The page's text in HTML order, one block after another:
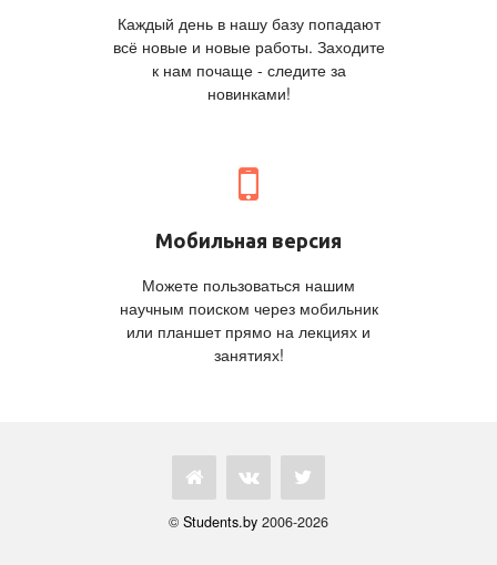
Каждый день в нашу базу попадают
всё новые и новые работы. Заходите
к нам почаще - следите за
новинками!
Мобильная версия
Можете пользоваться нашим
научным поиском через мобильник
или планшет прямо на лекциях и
занятиях!
© Students.by 2006-2026